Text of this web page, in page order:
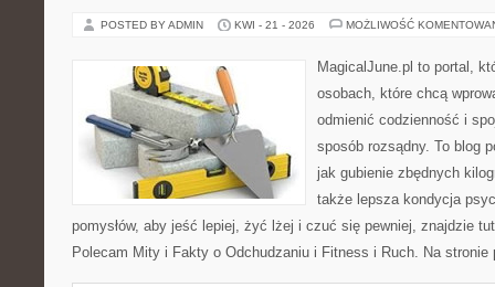
POSTED BY ADMIN KWI - 21 - 2026 MOŻLIWOŚĆ
MagicalJune.pl to portal,
osobach, które chcą
odmienić codzienność i
sposób rozsądny. To blog
jak gubienie zbędnych
także lepsza kondycja
pomysłów, aby jeść lepiej, żyć lżej i czuć się pewniej, znajdzie
Polecam Mity i Fakty o Odchudzaniu i Fitness i Ruch. Na